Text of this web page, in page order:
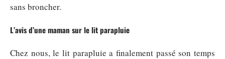
sans broncher.
L’avis d’une maman sur le lit parapluie
Chez nous, le lit parapluie a finalement passé son temps